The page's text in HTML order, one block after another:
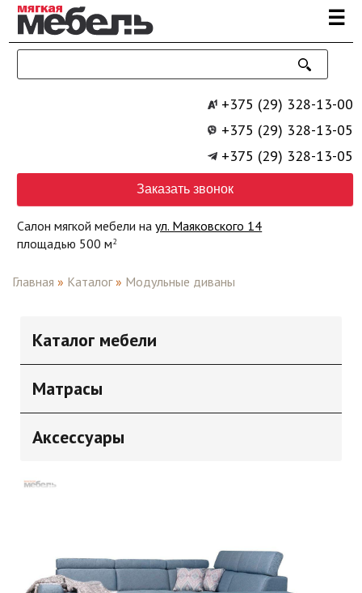
Перейти к основному содержанию ☰
+375 (29) 328-13-00
+375 (29) 328-13-05
+375 (29) 328-13-05
Заказать звонок
Салон мягкой мебели наул. Маяковского 14
площадью 500 м2
Главная » Каталог » Модульные диваны
Каталог мебели
Матрасы
Аксессуары